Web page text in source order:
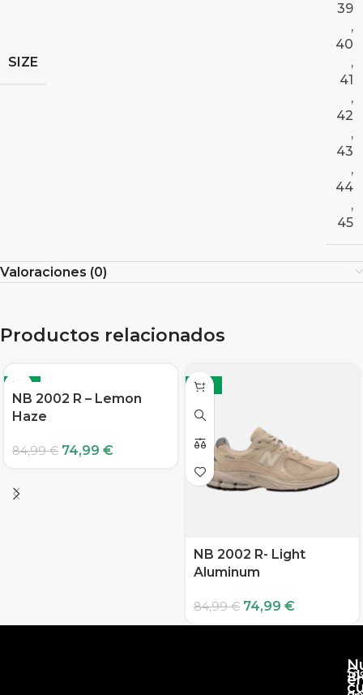
SIZE
39
,
40
,
41
,
42
,
43
,
44
,
45
Valoraciones (0)
Productos relacionados
-12%
NB 2002 R – Lemon
Haze
84,99€ 74,99 €
-12%
NB 2002 R- Light
Aluminum
84,99€ 74,99 €